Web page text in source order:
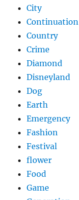
City
Continuation
Country
Crime
Diamond
Disneyland
Dog
Earth
Emergency
Fashion
Festival
flower
Food
Game